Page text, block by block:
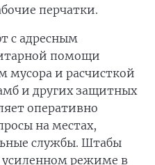
перчатки.
с адресным
помощи
мусора и расчисткой
и других защитных
оперативно
на местах,
службы. Штабы
режиме в